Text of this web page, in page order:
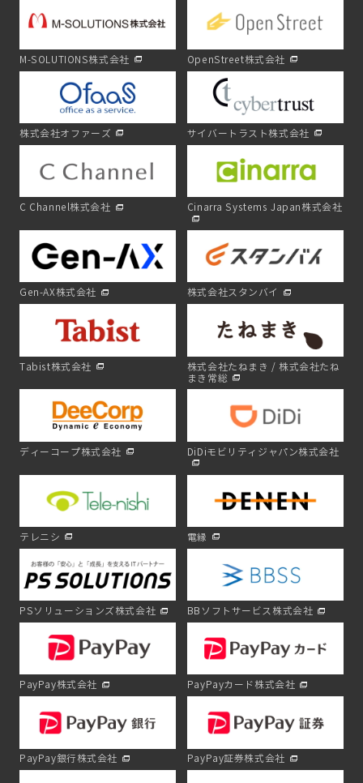
M-SOLUTIONS株式会社 OpenStreet株式会社
株式会社オファーズ サイバートラスト株式会社
C Channel株式会社 Cinarra Systems Japan株式会社
Gen-AX株式会社 株式会社スタンバイ
Tabist株式会社
株式会社たねまき / 株式会社たね
まき常総
ディーコープ株式会社 DiDiモビリティジャパン株式会社
テレニシ 電縁
PSソリューションズ株式会社 BBソフトサービス株式会社
PayPay株式会社 PayPayカード株式会社
PayPay銀行株式会社 PayPay証券株式会社